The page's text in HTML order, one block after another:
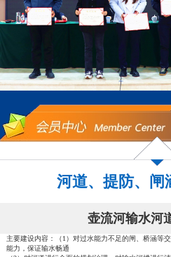
河道、提防、闸
壶流河输水河
主要建设内容：（1）对过水能力不足的闸、桥涵等
能力，保证输水畅通